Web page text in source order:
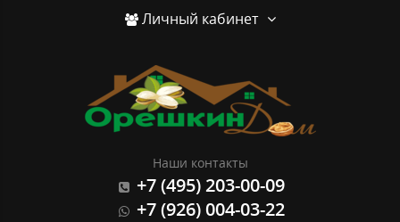
Личный кабинет
Наши контакты
+7 (495) 203-00-09
+7 (926) 004-03-22